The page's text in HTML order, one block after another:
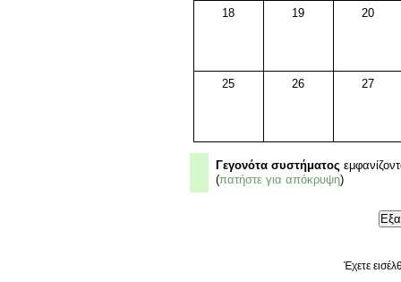
18 19 20
25 26 27
Γεγονότα συστήματος
(πατήστε για απόκρυψη)
Έχετε